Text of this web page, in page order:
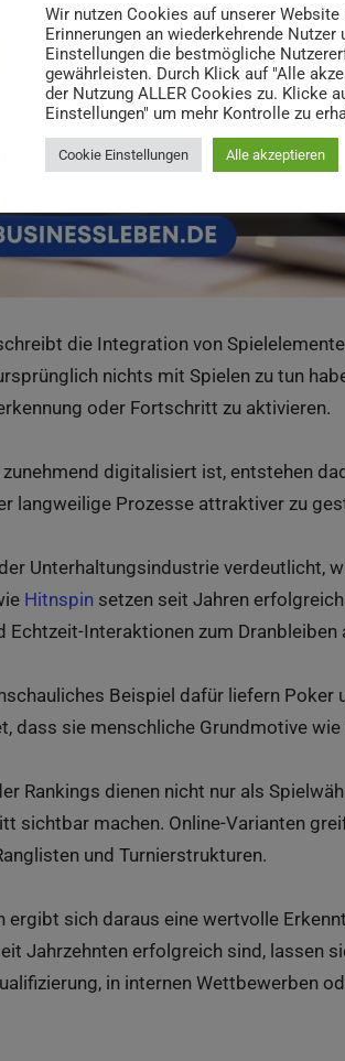
die Integration von
nichts mit Spielen zu tun
oder Fortschritt zu aktivieren.
zunehmend digitalisiert ist, entstehen
langweilige Prozesse attraktiver zu
Unterhaltungsindustrie verdeutlicht,
Hitnspin setzen seit Jahren
Echtzeit-Interaktionen zum Dranbleiben
Beispiel dafür liefern
dass sie menschliche Grundmotive
Rankings dienen nicht nur als
sichtbar machen. Online-Varianten
und Turnierstrukturen.
ergibt sich daraus eine wertvolle
Jahrzehnten erfolgreich sind, lassen
in internen Wettbewerben
Wir nutzen Cookies auf unserer Website
Erinnerungen an wiederkehrende Nutzer
Einstellungen die bestmögliche
gewährleisten. Durch Klick auf "Alle
der Nutzung ALLER Cookies zu. Klicke
Einstellungen" um mehr Kontrolle zu
Cookie Einstellungen Alle akzeptieren